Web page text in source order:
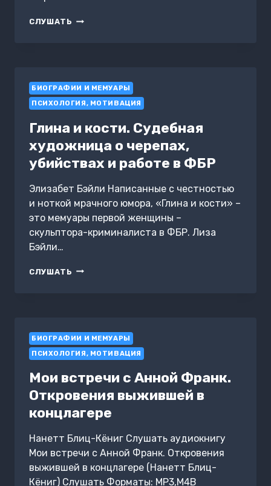
СЛУШАТЬ ЖИЗНЬ
ОТКРЫТИЯ,
КОТОРЫЕ
ИЗМЕНИЛИ
МИР
БИОГРАФИИ И МЕМУАРЫ
ПСИХОЛОГИЯ, МОТИВАЦИЯ
Глина и кости. Судебная
художница о черепах,
убийствах и работе в ФБР
Элизабет Бэйли Написанные с честностью
и ноткой мрачного юмора, «Глина и кости» –
это мемуары первой женщины –
скульптора-криминалиста в ФБР. Лиза
Бэйли…
СЛУШАТЬ ГЛИНА
ЧЕРЕПАХ,
УБИЙСТВАХ
И
РАБОТЕ
В
ФБР
БИОГРАФИИ И МЕМУАРЫ
ПСИХОЛОГИЯ, МОТИВАЦИЯ
Мои встречи с Анной Франк.
Откровения выжившей в
концлагере
Нанетт Блиц-Кёниг Слушать аудиокнигу
Мои встречи с Анной Франк. Откровения
выжившей в концлагере (Нанетт Блиц-
Кёниг) Слушать Форматы: MP3,M4B